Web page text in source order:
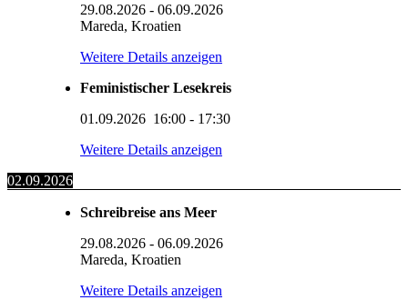
29.08.2026 - 06.09.2026
Mareda, Kroatien
Weitere Details anzeigen
Feministischer Lesekreis
01.09.2026 16:00 - 17:30
Weitere Details anzeigen
02.09.2026
Schreibreise ans Meer
29.08.2026 - 06.09.2026
Mareda, Kroatien
Weitere Details anzeigen